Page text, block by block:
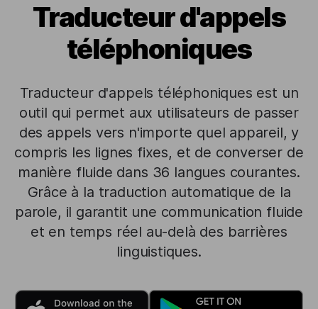
Traducteur d'appels
téléphoniques
Traducteur d'appels téléphoniques est un
outil qui permet aux utilisateurs de passer
des appels vers n'importe quel appareil, y
compris les lignes fixes, et de converser de
manière fluide dans 36 langues courantes.
Grâce à la traduction automatique de la
parole, il garantit une communication fluide
et en temps réel au-delà des barrières
linguistiques.